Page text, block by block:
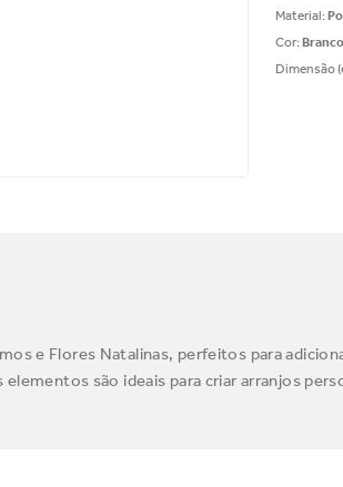
Material:
Cor:
Dimensão
e Flores Natalinas, perfeitos para
são ideais para criar arranjos